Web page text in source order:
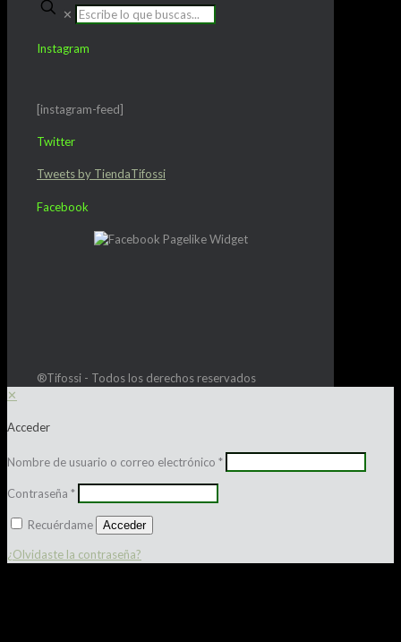
✕
Instagram
[instagram-feed]
Twitter
Tweets by TiendaTifossi
Facebook
®Tifossi - Todos los derechos reservados
✕
Acceder
Nombre de usuario o correo electrónico *
Contraseña *
Recuérdame Acceder
¿Olvidaste la contraseña?